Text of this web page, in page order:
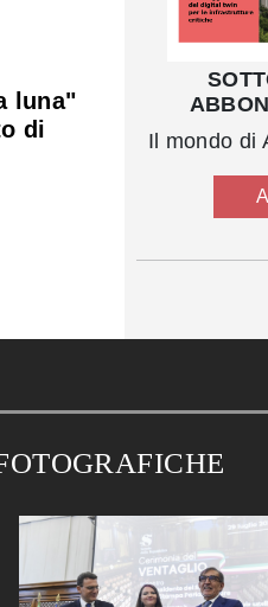
luna"
di
Il mondo di